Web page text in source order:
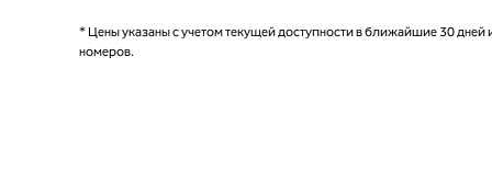
* Цены указаны с учетом текущей доступности в ближайшие 30 дней
номеров.